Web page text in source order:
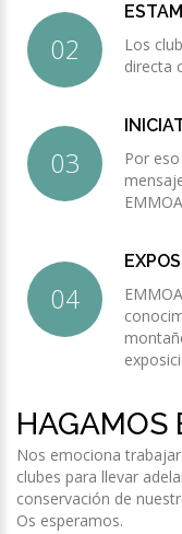
Los
directa
Por
HAGAMOS
Nos emociona
clubes para llevar
conservación de
Os esperamos.